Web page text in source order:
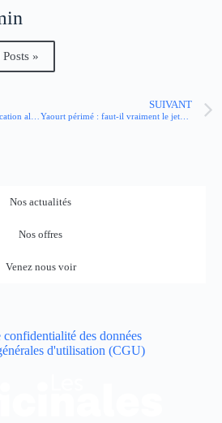
»
Comment prévenir une intoxication alimentaire ?
SUIVANT
Yaourt périmé : faut-il vraiment le jeter ou tenter le coup ?
Nos actualités
Nos offres
Venez nous voir
des données
d'utilisation (CGU)